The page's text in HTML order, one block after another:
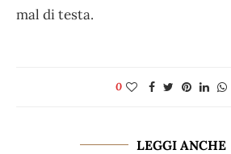
mal di testa.
0
LEGGI ANCHE